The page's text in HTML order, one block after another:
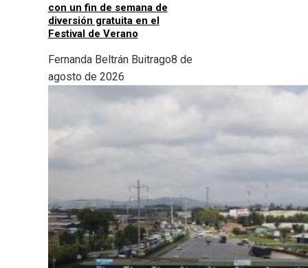
con un fin de semana de
diversión gratuita en el
Festival de Verano
Fernanda Beltrán Buitrago8 de
agosto de 2026